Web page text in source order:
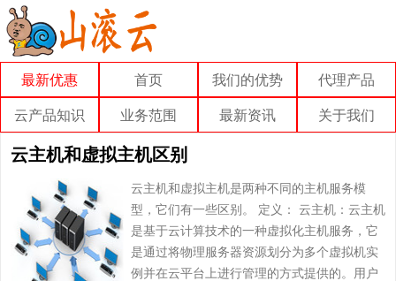
最新优惠 首页 我们的优势 代理产品
云产品知识 业务范围 最新资讯 关于我们
云主机和虚拟主机区别
云主机和虚拟主机是两种不同的主机服务模
型，它们有一些区别。 定义： 云主机：云主机
是基于云计算技术的一种虚拟化主机服务，它
是通过将物理服务器资源划分为多个虚拟机实
例并在云平台上进行管理的方式提供的。用户